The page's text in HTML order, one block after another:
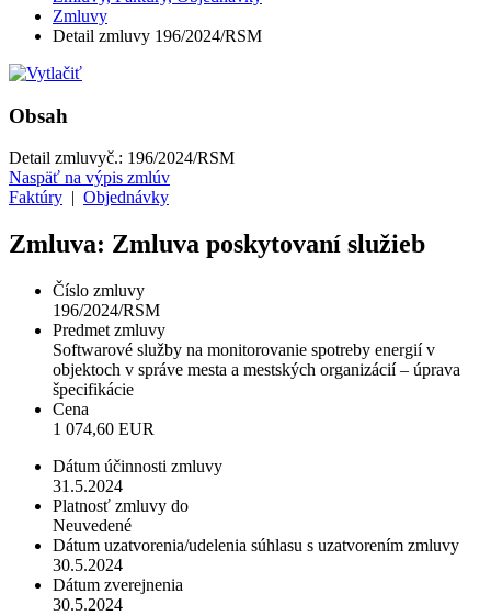
Zmluvy
Detail zmluvy 196/2024/RSM
Obsah
Detail zmluvyč.: 196/2024/RSM
Naspäť na výpis zmlúv
Faktúry | Objednávky
Zmluva: Zmluva poskytovaní služieb
Číslo zmluvy
196/2024/RSM
Predmet zmluvy
Softwarové služby na monitorovanie spotreby energií v
objektoch v správe mesta a mestských organizácií – úprava
špecifikácie
Cena
1 074,60 EUR
Dátum účinnosti zmluvy
31.5.2024
Platnosť zmluvy do
Neuvedené
Dátum uzatvorenia/udelenia súhlasu s uzatvorením zmluvy
30.5.2024
Dátum zverejnenia
30.5.2024